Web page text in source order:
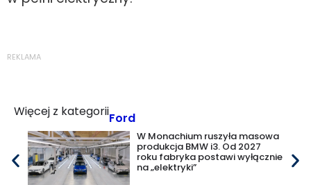
REKLAMA
Więcej z kategoriiFord
W Monachium ruszyła masowa
produkcja BMW i3. Od 2027
roku fabryka postawi wyłącznie
na „elektryki”